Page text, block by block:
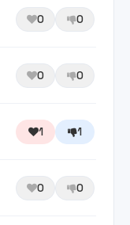
0 0
0 0
1 1
0 0